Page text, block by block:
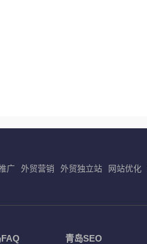
广 外贸营销 外贸独立站 网站优化
青岛SEO